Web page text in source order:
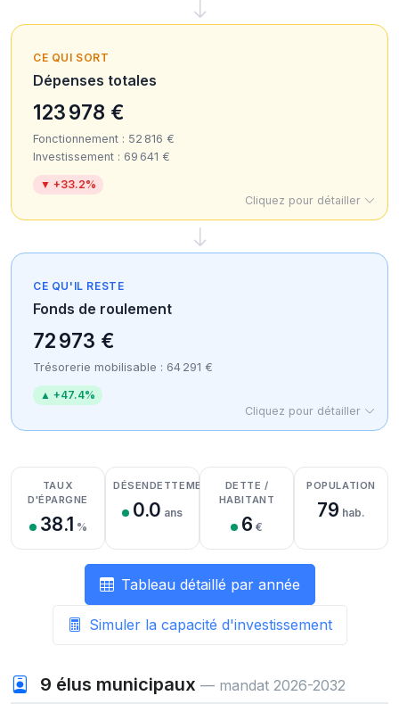
CE QUI SORT
Dépenses totales
123 978 €
Fonctionnement : 52 816 €
Investissement : 69 641 €
▼ +33.2%
Cliquez pour détailler
CE QU'IL RESTE
Fonds de roulement
72 973 €
Trésorerie mobilisable : 64 291 €
▲ +47.4%
Cliquez pour détailler
Détail des recettes
Détail des dépenses
Détail de la trésorerie
TAUX
D'ÉPARGNE
38.1 %
DÉSENDETTEMENT
0.0 ans
DETTE /
HABITANT
6 €
POPULATION
79 hab.
Tableau détaillé par année
Simuler la capacité d'investissement
9 élus municipaux — mandat 2026-2032